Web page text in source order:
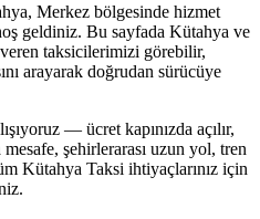
Merkez bölgesinde hizmet
geldiniz. Bu sayfada Kütahya ve
taksicilerimizi görebilir,
arayarak doğrudan sürücüye
— ücret kapınızda açılır,
şehirlerarası uzun yol, tren
Kütahya Taksi ihtiyaçlarınız için